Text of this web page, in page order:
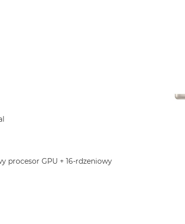
procesor GPU + 16-rdzeniowy